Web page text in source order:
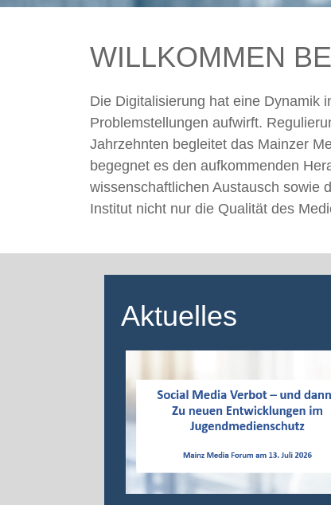
WILLKOMMEN
Die Digitalisierung hat eine Dynamik
Problemstellungen aufwirft.
Jahrzehnten begleitet das Mainzer
begegnet es den aufkommenden
wissenschaftlichen Austausch sowie
Institut nicht nur die Qualität des
Aktuelles